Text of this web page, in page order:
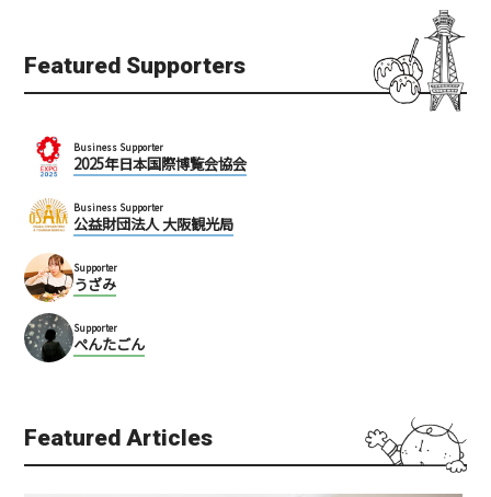
ラーメン大戦争 せんば心
斎橋店
心斎橋
ミナミ（難波・心斎橋・日本橋）
ラーメン
Featured Supporters
Business Supporter
2025年日本国際博覧会協会
Business Supporter
公益財団法人 大阪観光局
Supporter
うざみ
Supporter
ぺんたごん
Featured Articles